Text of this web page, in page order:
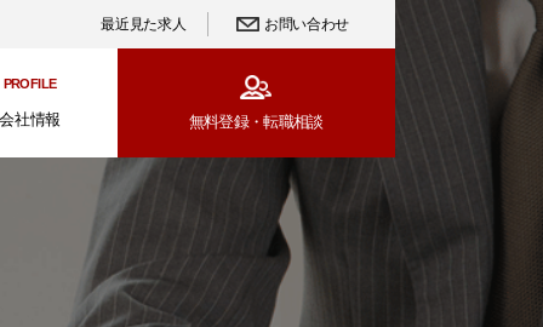
最近見た求人 お問い合わせ
PROFILE
会社情報 無料登録・転職相談